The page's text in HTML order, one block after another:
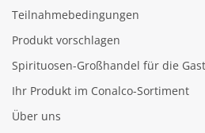
Teilnahmebedingungen
Produkt vorschlagen
Spirituosen-Großhandel für die
Ihr Produkt im Conalco-Sortiment
Über uns